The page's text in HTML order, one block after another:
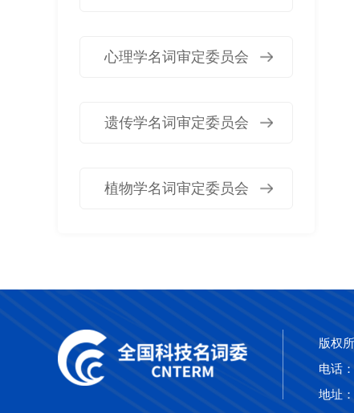
心理学名词审定委员会
遗传学名词审定委员会
植物学名词审定委员会
版权
电话
地址